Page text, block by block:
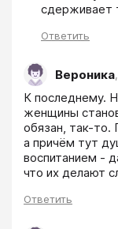
сдерживает
Ответить
Вероника,
К последнему.
женщины
обязан, так-то.
а причём тут
воспитанием -
что их делают
Ответить